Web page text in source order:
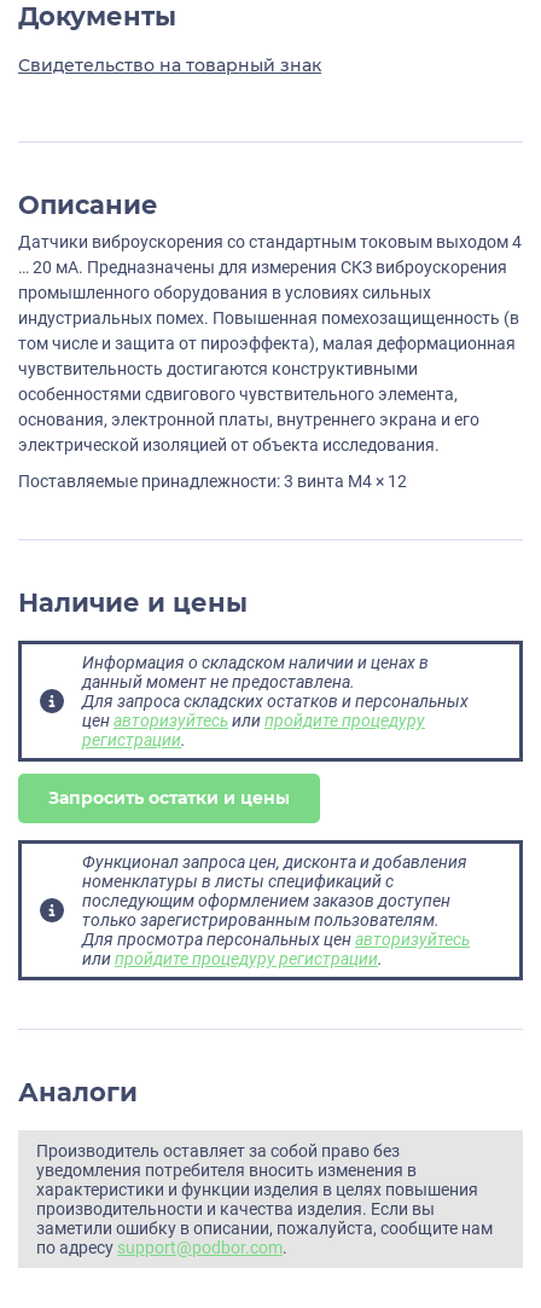
Документы
Свидетельство на товарный знак
Описание
Датчики виброускорения со стандартным токовым выходом 4
… 20 мА. Предназначены для измерения СКЗ виброускорения
промышленного оборудования в условиях сильных
индустриальных помех. Повышенная помехозащищенность (в
том числе и защита от пироэффекта), малая деформационная
чувствительность достигаются конструктивными
особенностями сдвигового чувствительного элемента,
основания, электронной платы, внутреннего экрана и его
электрической изоляцией от объекта исследования.
Поставляемые принадлежности: 3 винта M4 × 12
Наличие и цены
Информация о складском наличии и ценах в
данный момент не предоставлена.
Для запроса складских остатков и персональных
ценавторизуйтесьилипройдите процедуру
регистрации.
Запросить остатки и цены
Функционал запроса цен, дисконта и добавления
номенклатуры в листы спецификаций с
последующим оформлением заказов доступен
только зарегистрированным пользователям.
Для просмотра персональных ценавторизуйтесь
илипройдите процедуру регистрации.
Аналоги
Производитель оставляет за собой право без
уведомления потребителя вносить изменения в
характеристики и функции изделия в целях повышения
производительности и качества изделия. Если вы
заметили ошибку в описании, пожалуйста, сообщите нам
по адресу support@podbor.com.